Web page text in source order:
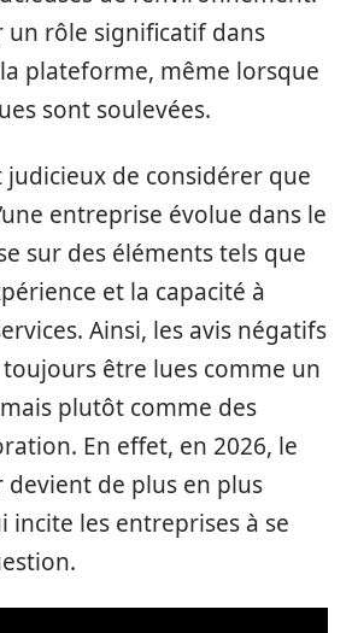
un rôle significatif dans
plateforme, même lorsque
sont soulevées.
judicieux de considérer que
entreprise évolue dans le
sur des éléments tels que
et la capacité à
Ainsi, les avis négatifs
être lues comme un
plutôt comme des
En effet, en 2026, le
de plus en plus
incite les entreprises à se